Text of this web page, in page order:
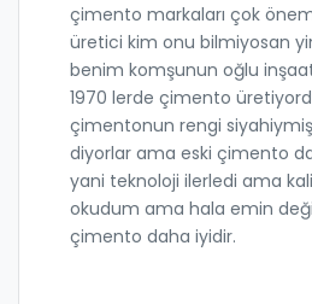
çimento markaları çok
üretici kim onu bilmiyosan
benim komşunun oğlu
1970 lerde çimento
çimentonun rengi
diyorlar ama eski çimento
yani teknoloji ilerledi ama
okudum ama hala emin
çimento daha iyidir.